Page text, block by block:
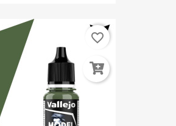
favorite_border